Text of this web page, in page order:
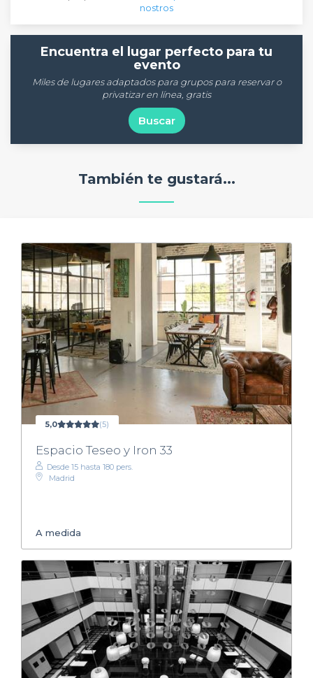
nostros
Encuentra el lugar perfecto para tu
evento
Miles de lugares adaptados para grupos para reservar o
privatizar en línea, gratis
Buscar
También te gustará...
5,0 (5)
Espacio Teseo y Iron 33
Desde 15 hasta 180 pers.
Madrid
A medida